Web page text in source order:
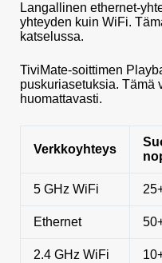
Langallinen ethernet-
yhteyden kuin WiFi.
katselussa.
TiviMate-soittimen
puskuriasetuksia. Tämä
huomattavasti.
Verkkoyhteys
5 GHz WiFi
Ethernet
2.4 GHz WiFi